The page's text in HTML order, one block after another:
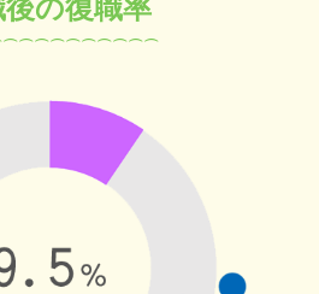
の復職率
⌒⌒⌒⌒⌒⌒